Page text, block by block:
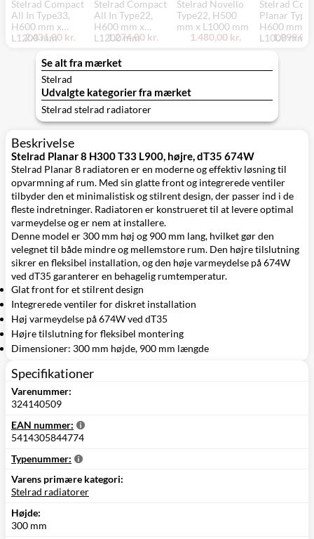
Stelrad Compact
All In Type33,
H600 mm x
L1200 mm
2.431,00 kr.
Stelrad Compact
All In Type22,
H600 mm x
L1200 mm
1.274,00 kr.
Stelrad Novello
Type22, H500
mm x L1000 mm
1.480,00 kr.
Stelrad
Planar
H600 mm x
L1000 mm
1.999,00
Se alt fra mærket
Stelrad
Udvalgte kategorier fra mærket
Stelrad stelrad radiatorer
Beskrivelse
Stelrad Planar 8 H300 T33 L900, højre, dT35 674W
Stelrad Planar 8 radiatoren er en moderne og effektiv løsning til
opvarmning af rum. Med sin glatte front og integrerede ventiler
tilbyder den et minimalistisk og stilrent design, der passer ind i de
fleste indretninger. Radiatoren er konstrueret til at levere optimal
varmeydelse og er nem at installere.
Denne model er 300 mm høj og 900 mm lang, hvilket gør den
velegnet til både mindre og mellemstore rum. Den højre tilslutning
sikrer en fleksibel installation, og den høje varmeydelse på 674W
ved dT35 garanterer en behagelig rumtemperatur.
Glat front for et stilrent design
Integrerede ventiler for diskret installation
Høj varmeydelse på 674W ved dT35
Højre tilslutning for fleksibel montering
Dimensioner: 300 mm højde, 900 mm længde
Specifikationer
Varenummer:
324140509
EAN nummer:
5414305844774
Typenummer:
Varens primære kategori:
Stelrad radiatorer
Højde:
300 mm